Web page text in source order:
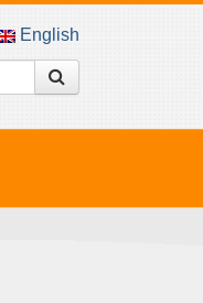
English